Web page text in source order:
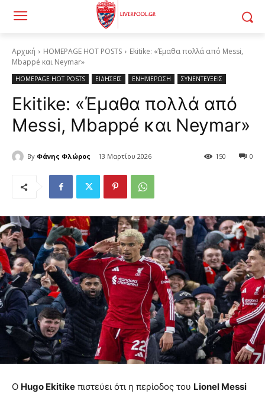
Αρχική HOMEPAGE HOT POSTS
Ekitike: «Έμαθα πολλά από Messi,
Mbappé και Neymar»
HOMEPAGE HOT POSTS ΕΙΔΗΣΕΙΣ ΕΝΗΜΕΡΩΣΗ ΣΥΝΕΝΤΕΥΞΕΙΣ
Ekitike: «Έμαθα πολλά από
Messi, Mbappé και Neymar»
By Φάνης Φλώρος 13 Μαρτίου 2026 0
150
Ο Hugo Ekitike πιστεύει ότι η περίοδος του Lionel Messi